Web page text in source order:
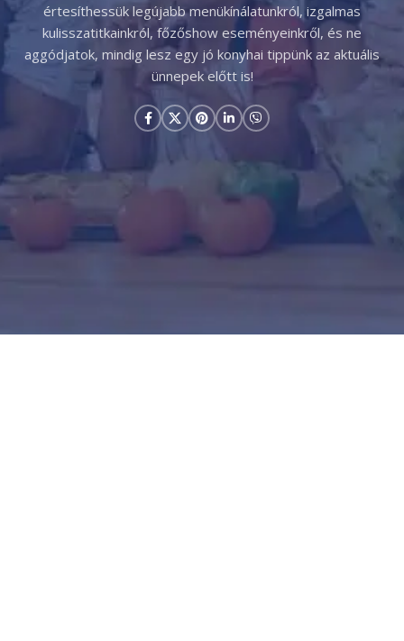
értesíthessük legújabb menükínálatunkról, izgalmas
kulisszatitkainkról, főzőshow eseményeinkről, és ne
aggódjatok, mindig lesz egy jó konyhai tippünk az aktuális
ünnepek előtt is!